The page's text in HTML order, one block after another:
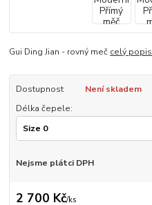
Gui Ding Jian - rovný meč celý popis
Dostupnost
Není skladem
Délka čepele:
Nejsme plátci DPH
2 700 Kč/ks